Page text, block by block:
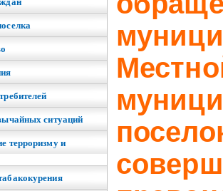
ситуаций
терроризму и